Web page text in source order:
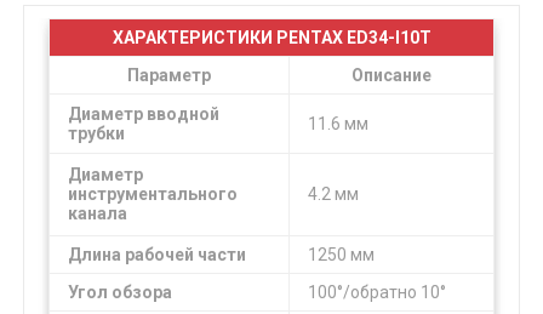
ХАРАКТЕРИСТИКИ PENTAX ED34-I10T
Параметр
Описание
Диаметр вводной
трубки
11.6 мм
Диаметр
инструментального
канала
4.2 мм
Длина рабочей части
1250 мм
Угол обзора
100°/обратно 10°